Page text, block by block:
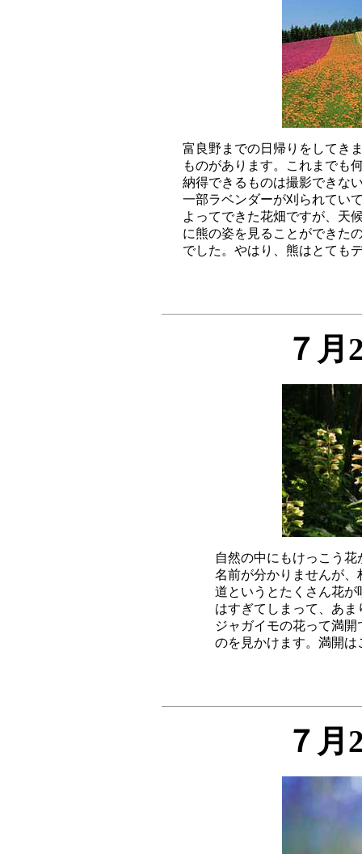
富良野までの日帰りをしてき
ものがあります。これまでも
納得できるものは撮影できな
一部ラベンダーが刈られてい
よってできた花畑ですが、天
に熊の姿を見ることができた
７月
自然の中にもけっこう
名前が分かりませんが
道というとたくさん花
はすぎてしまって、あ
ジャガイモの花って満
７月